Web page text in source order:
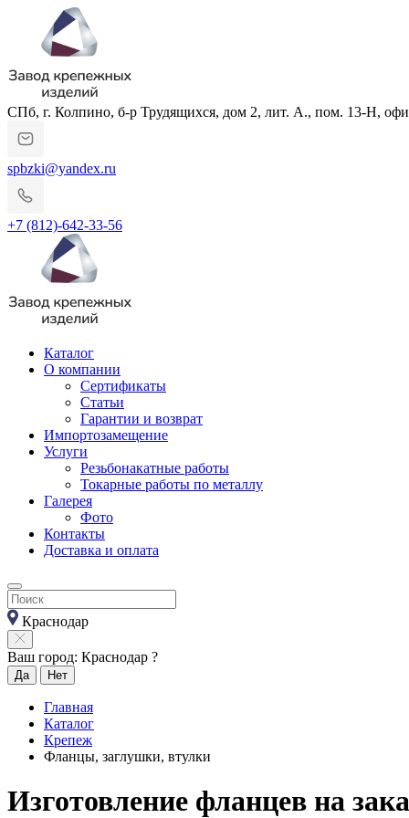
СПб, г. Колпино, б-р Трудящихся, дом 2, лит. А., пом. 13-Н,
spbzki@yandex.ru
+7 (812)-642-33-56
Каталог
О компании
Сертификаты
Статьи
Гарантии и возврат
Импортозамещение
Услуги
Резьбонакатные работы
Токарные работы по металлу
Галерея
Фото
Контакты
Доставка и оплата
Краснодар
Ваш город: Краснодар ?
Да Нет
Главная
Каталог
Крепеж
Фланцы, заглушки, втулки
Изготовление фланцев на